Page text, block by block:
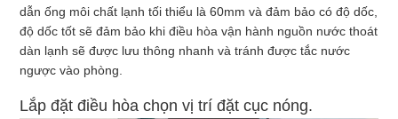
dẫn ống môi chất lạnh tối thiểu là 60mm và đảm bảo có độ dốc,
độ dốc tốt sẽ đảm bảo khi điều hòa vận hành nguồn nước thoát
dàn lạnh sẽ được lưu thông nhanh và tránh được tắc nước
ngược vào phòng.
Lắp đặt điều hòa chọn vị trí đặt cục nóng.